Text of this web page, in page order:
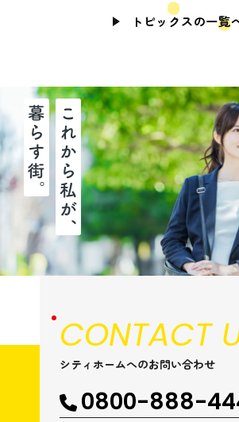
トピックスの一覧
CONTACT
シティホームへのお問い合わせ
0800-888-